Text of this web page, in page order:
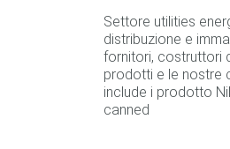
Settore utilities
distribuzione e
fornitori, costruttori
prodotti e le nostre
include i prodotto
canned